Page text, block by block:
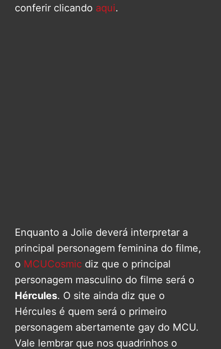
conferir clicando aqui.
Enquanto a Jolie deverá interpretar a
principal personagem feminina do filme,
o MCUCosmic diz que o principal
personagem masculino do filme será o
Hércules. O site ainda diz que o
Hércules é quem será o primeiro
personagem abertamente gay do MCU.
Vale lembrar que nos quadrinhos o